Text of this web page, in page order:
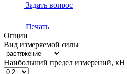
Задать вопрос
Печать
Опции
Вид измеряемой силы
Наибольший предел измерений, кН